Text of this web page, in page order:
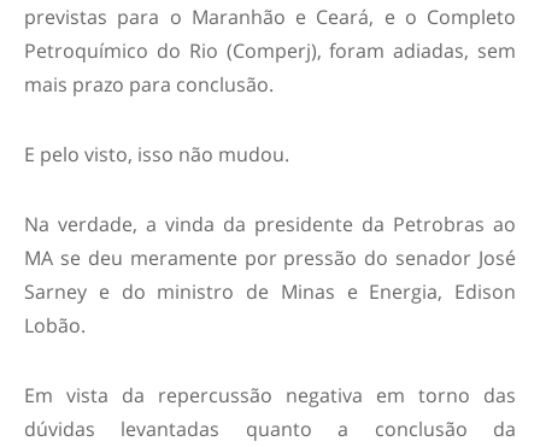
previstas para o Maranhão e Ceará, e o Completo
Petroquímico do Rio (Comperj), foram adiadas, sem
mais prazo para conclusão.
E pelo visto, isso não mudou.
Na verdade, a vinda da presidente da Petrobras ao
MA se deu meramente por pressão do senador José
Sarney e do ministro de Minas e Energia, Edison
Lobão.
Em vista da repercussão negativa em torno das
dúvidas levantadas quanto a conclusão da